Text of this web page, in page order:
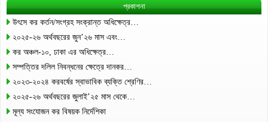
প্রকাশনা
উৎসে কর কর্তন/সংগ্রহ সংক্রান্ত অধিক্ষেত্র…
২০২৫-২৬ অর্থবছরের জুন’২৬ মাস এবং…
কর অঞ্চল-১০, ঢাকা এর অধিক্ষেত্র…
সম্পত্তির দলিল নিবন্ধনের ক্ষেত্রে দানকর…
২০২৩-২০২৪ করবর্ষের স্বাভাবিক ব্যক্তি শ্রেণির…
২০২৫-২৬ অর্থবছরের জুলাই’২৫ মাস থেকে…
মূল্য সংযোজন কর বিষয়ক নির্দেশিকা